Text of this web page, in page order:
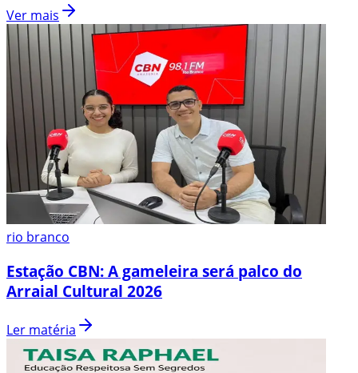
Ver mais
rio branco
Estação CBN: A gameleira será palco do
Arraial Cultural 2026
Ler matéria